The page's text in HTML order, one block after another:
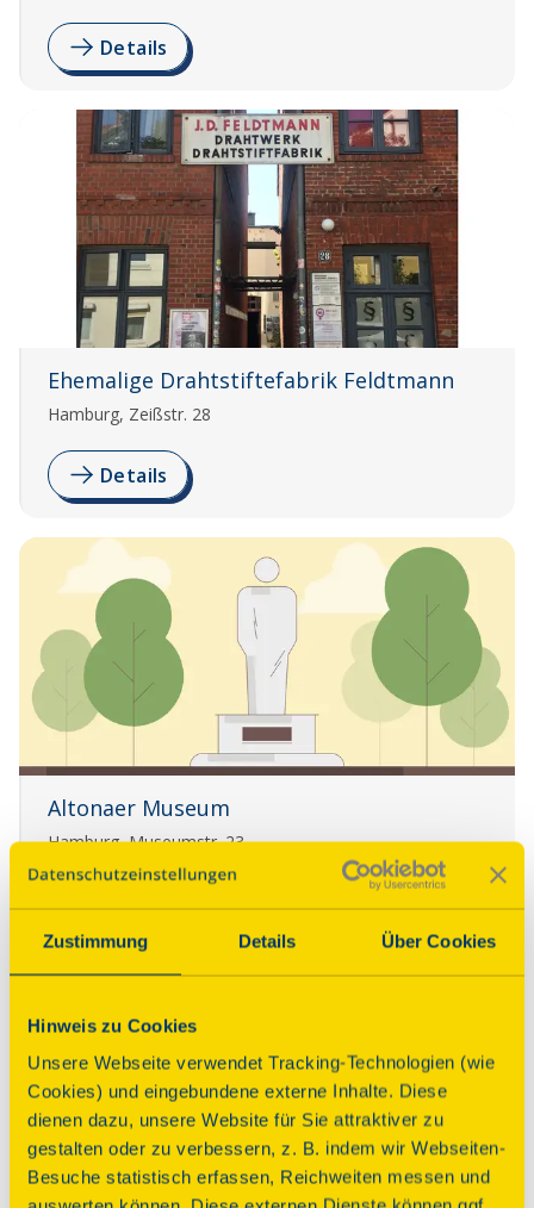
Zustimmung Details Über Cookies
Hinweis zu Cookies
Unsere Webseite verwendet Tracking-Technologien (wie
Cookies) und eingebundene externe Inhalte. Diese
dienen dazu, unsere Website für Sie attraktiver zu
gestalten oder zu verbessern, z. B. indem wir Webseiten-
Besuche statistisch erfassen, Reichweiten messen und
Details
Ehemalige Drahtstiftefabrik Feldtmann
Hamburg, Zeißstr. 28
Details
Altonaer Museum
Hamburg, Museumstr. 23
Details